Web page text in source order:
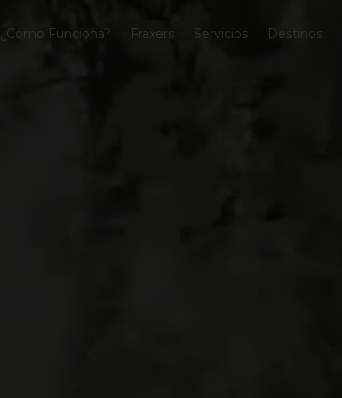
¿Cómo Funciona? Fraxers Servicios Destinos